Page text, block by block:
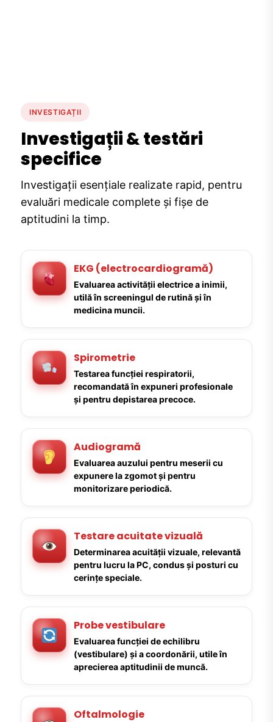
INVESTIGAȚII
Investigații & testări
specifice
Investigații esențiale realizate rapid, pentru
evaluări medicale complete și fișe de
aptitudini la timp.
EKG (electrocardiogramă)
Evaluarea activității electrice a inimii,
utilă în screeningul de rutină și în
medicina muncii.
Spirometrie
Testarea funcției respiratorii,
recomandată în expuneri profesionale
și pentru depistarea precoce.
Audiogramă
Evaluarea auzului pentru meserii cu
expunere la zgomot și pentru
monitorizare periodică.
Testare acuitate vizuală
Determinarea acuității vizuale, relevantă
pentru lucru la PC, condus și posturi cu
cerințe speciale.
Probe vestibulare
Evaluarea funcției de echilibru
(vestibulare) și a coordonării, utile în
aprecierea aptitudinii de muncă.
Oftalmologie